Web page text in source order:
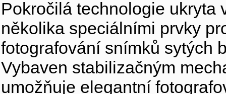
Pokročilá technologie ukryta
několika speciálními prvky
fotografování snímků sytých
Vybaven stabilizačným
umožňuje elegantní